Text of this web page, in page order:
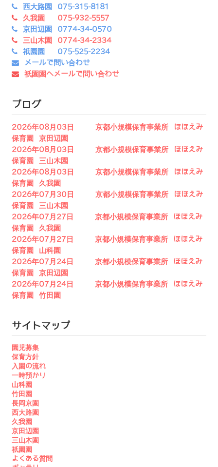
西大路園 075-315-8181
久我園 075-932-5557
京田辺園 0774-34-0570
三山木園 0774-34-2334
祇園園 075-525-2234
メールで問い合わせ
祇園園へメールで問い合わせ
ブログ
2026年08月03日 京都小規模保育事業所 ほほえみ
保育園 京田辺園
2026年08月03日 京都小規模保育事業所 ほほえみ
保育園 三山木園
2026年08月03日 京都小規模保育事業所 ほほえみ
保育園 久我園
2026年07月30日 京都小規模保育事業所 ほほえみ
保育園 三山木園
2026年07月27日 京都小規模保育事業所 ほほえみ
保育園 久我園
2026年07月27日 京都小規模保育事業所 ほほえみ
保育園 山科園
2026年07月24日 京都小規模保育事業所 ほほえみ
保育園 京田辺園
2026年07月24日 京都小規模保育事業所 ほほえみ
保育園 竹田園
サイトマップ
園児募集
保育方針
入園の流れ
一時預かり
山科園
竹田園
長岡京園
西大路園
久我園
京田辺園
三山木園
祇園園
よくある質問